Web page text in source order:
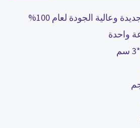
وعالية الجودة لعام 100%
واحدة